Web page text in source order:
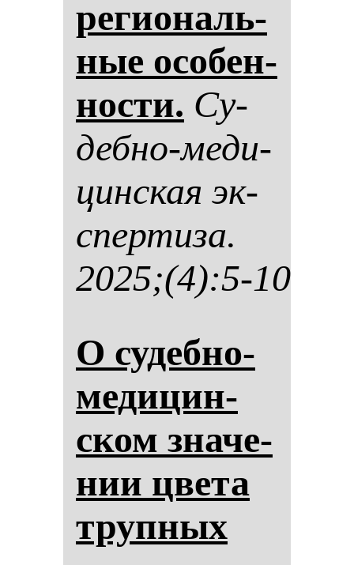
ре­ги­ональ­
ные осо­бен­
нос­ти. Су­
деб­но-ме­ди­
цин­ская эк­
спер­ти­за.
2025;(4):5-10
О су­деб­но-
ме­ди­цин­
ском зна­че­
нии цве­та
труп­ных